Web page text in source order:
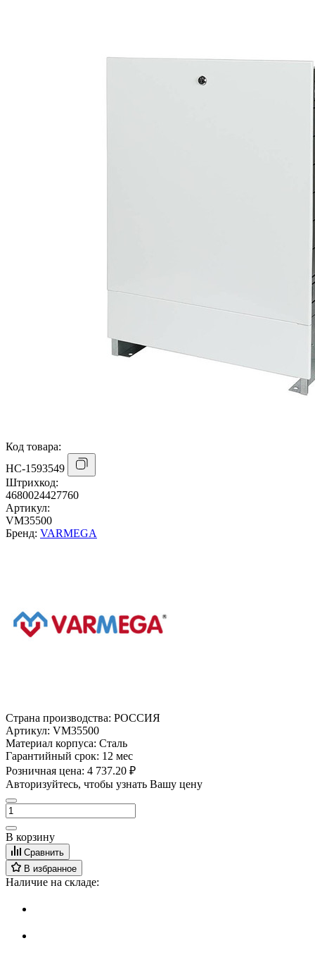
Код товара:
НС-1593549
Штрихкод:
4680024427760
Артикул:
VM35500
Бренд: VARMEGA
Страна производства: РОССИЯ
Артикул: VM35500
Материал корпуса: Сталь
Гарантийный срок: 12 мес
Розничная цена: 4 737.20 ₽
Авторизуйтесь, чтобы узнать Вашу цену
В корзину
Сравнить
В избранное
Наличие на складе: